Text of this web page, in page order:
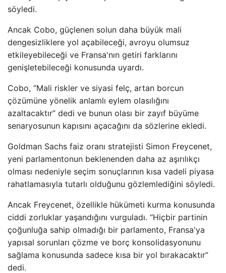
söyledi.
Ancak Cobo, güçlenen solun daha büyük mali
dengesizliklere yol açabileceği, avroyu olumsuz
etkileyebileceği ve Fransa'nın getiri farklarını
genişletebileceği konusunda uyardı.
Cobo, “Mali riskler ve siyasi felç, artan borcun
çözümüne yönelik anlamlı eylem olasılığını
azaltacaktır” dedi ve bunun olası bir zayıf büyüme
senaryosunun kapısını açacağını da sözlerine ekledi.
Goldman Sachs faiz oranı stratejisti Simon Freycenet,
yeni parlamentonun beklenenden daha az aşırılıkçı
olması nedeniyle seçim sonuçlarının kısa vadeli piyasa
rahatlamasıyla tutarlı olduğunu gözlemlediğini söyledi.
Ancak Freycenet, özellikle hükümeti kurma konusunda
ciddi zorluklar yaşandığını vurguladı. “Hiçbir partinin
çoğunluğa sahip olmadığı bir parlamento, Fransa'ya
yapısal sorunları çözme ve borç konsolidasyonunu
sağlama konusunda sadece kısa bir yol bırakacaktır”
dedi.